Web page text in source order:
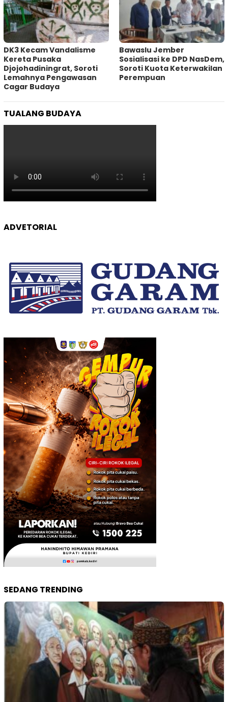
DK3 Kecam Vandalisme
Kereta Pusaka
Djojohadiningrat, Soroti
Lemahnya Pengawasan
Cagar Budaya
Bawaslu Jember
Sosialisasi ke DPD NasDem,
Soroti Kuota Keterwakilan
Perempuan
TUALANG BUDAYA
ADVETORIAL
SEDANG TRENDING